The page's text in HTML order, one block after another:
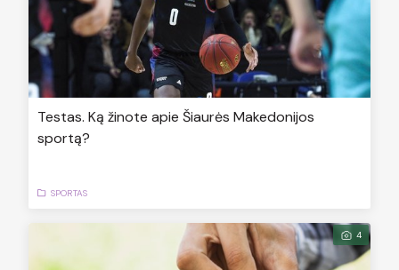
Testas. Ką žinote apie Šiaurės Makedonijos
sportą?
SPORTAS
4